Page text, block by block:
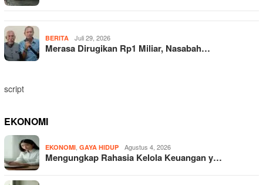
BERITA Juli 29, 2026
Merasa Dirugikan Rp1 Miliar, Nasabah…
script
EKONOMI
EKONOMI GAYA HIDUP Agustus 4, 2026
Mengungkap Rahasia Kelola Keuangan y…